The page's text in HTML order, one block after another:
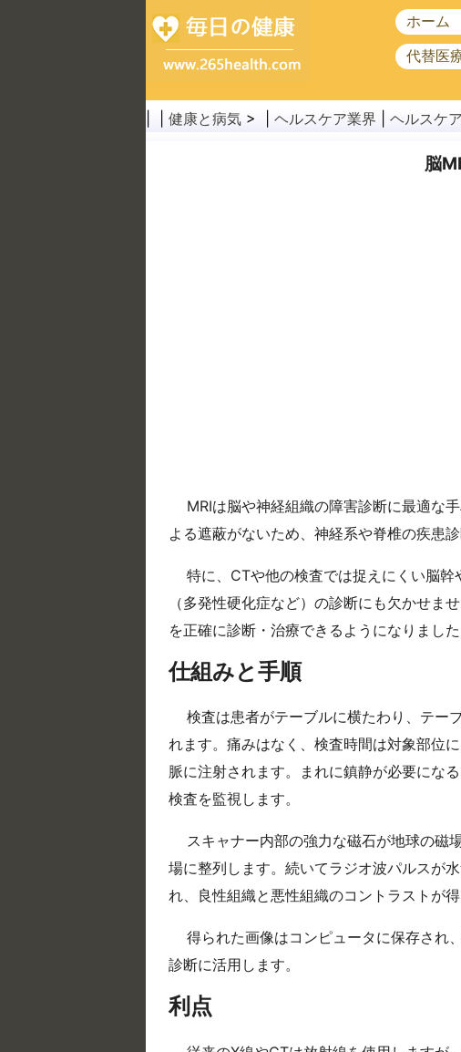
ホーム
代替医
健康と病気 > | ヘルスケア業界 ヘルスケ
脳
MRIは脳や神経組織の障害診断に最適な
よる遮蔽がないため、神経系や脊椎の疾患
特に、CTや他の検査では捉えにくい脳
（多発性硬化症など）の診断にも欠かせま
を正確に診断・治療できるようになりました
仕組みと手順
検査は患者がテーブルに横たわり、テー
れます。痛みはなく、検査時間は対象部位
脈に注射されます。まれに鎮静が必要にな
検査を監視します。
スキャナー内部の強力な磁石が地球の磁
場に整列します。続いてラジオ波パルスが
れ、良性組織と悪性組織のコントラストが得
得られた画像はコンピュータに保存され
診断に活用します。
利点